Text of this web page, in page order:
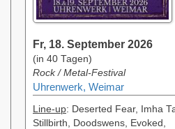
Fr, 18. September 2026
(in 40 Tagen)
Rock / Metal-Festival
Uhrenwerk, Weimar
Line-up: Deserted Fear, Imha
Stillbirth, Doodswens, Evoked,